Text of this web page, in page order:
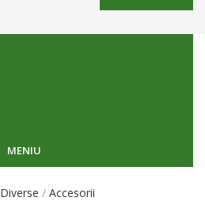
MENIU
Diverse
Accesorii